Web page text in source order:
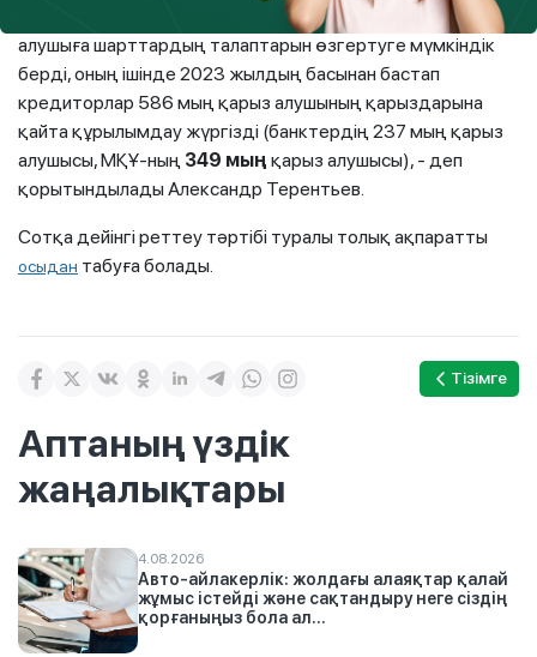
енгізілген бірыңғай және міндетті тәртіп
қарыз
алушыға шарттардың талаптарын өзгертуге мүмкіндік
берді, оның ішінде 2023 жылдың басынан бастап
кредиторлар 586 мың қарыз алушының қарыздарына
қайта құрылымдау жүргізді (банктердің 237 мың қарыз
алушысы, МҚҰ-ның 349 мың қарыз алушысы), - деп
қорытындылады Александр Терентьев.
Сотқа дейінгі реттеу тәртібі туралы толық ақпаратты
осыдан табуға болады.
Тізімге
Аптаның үздік
жаңалықтары
4.08.2026
Авто-айлакерлік: жолдағы алаяқтар қалай
жұмыс істейді және сақтандыру неге сіздің
қорғаныңыз бола ал...